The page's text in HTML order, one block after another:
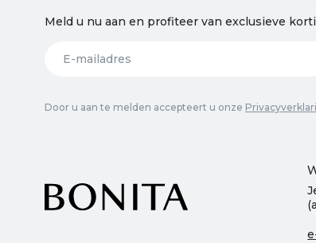
Meld u nu aan en profiteer van exclusieve
Door u aan te melden accepteert u onze